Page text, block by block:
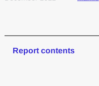
Report contents